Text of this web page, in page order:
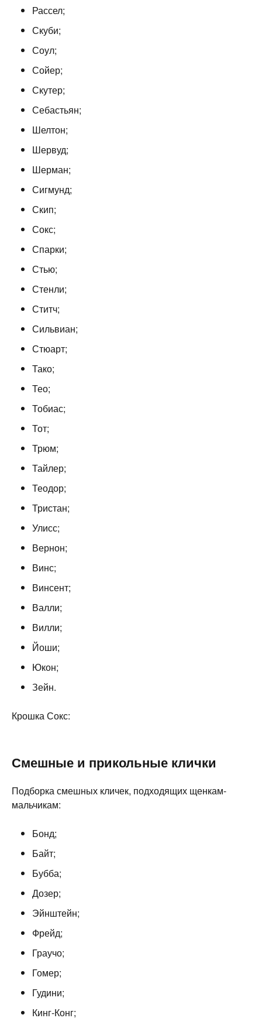
Рассел;
Скуби;
Соул;
Сойер;
Скутер;
Себастьян;
Шелтон;
Шервуд;
Шерман;
Сигмунд;
Скип;
Сокс;
Спарки;
Стью;
Стенли;
Ститч;
Сильвиан;
Стюарт;
Тако;
Тео;
Тобиас;
Тот;
Трюм;
Тайлер;
Теодор;
Тристан;
Улисс;
Вернон;
Винс;
Винсент;
Валли;
Вилли;
Йоши;
Юкон;
Зейн.
Крошка Сокс:
Смешные и прикольные клички
Подборка смешных кличек, подходящих щенкам-
мальчикам:
Бонд;
Байт;
Бубба;
Дозер;
Эйнштейн;
Фрейд;
Граучо;
Гомер;
Гудини;
Кинг-Конг;